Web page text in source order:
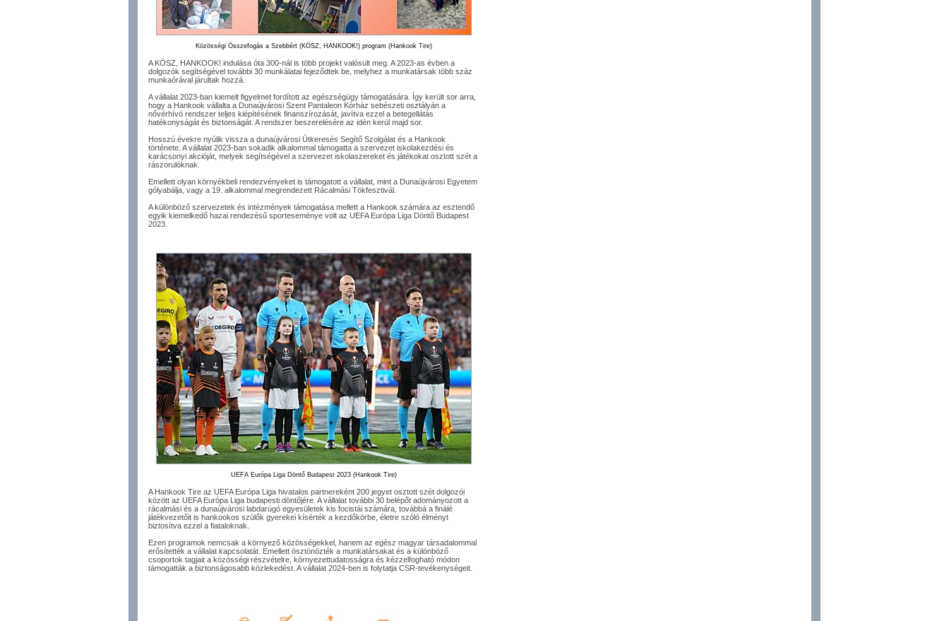
Közösségi Összefogás a Szebbért (KÖSZ, HANKOOK!) program (Hankook Tire)
A KÖSZ, HANKOOK! indulása óta 300-nál is több projekt valósult meg. A 2023-as évben a
dolgozók segítségével további 30 munkálatai fejeződtek be, melyhez a munkatársak több száz
munkaórával járultak hozzá.
A vállalat 2023-ban kiemelt figyelmet fordított az egészségügy támogatására. Így került sor arra,
hogy a Hankook vállalta a Dunaújvárosi Szent Pantaleon Kórház sebészeti osztályán a
nővérhívó rendszer teljes kiépítésének finanszírozását, javítva ezzel a betegellátás
hatékonyságát és biztonságát. A rendszer beszerelésére az idén kerül majd sor.
Hosszú évekre nyúlik vissza a dunaújvárosi Útkeresés Segítő Szolgálat és a Hankook
története. A vállalat 2023-ban sokadik alkalommal támogatta a szervezet iskolakezdési és
karácsonyi akcióját, melyek segítségével a szervezet iskolaszereket és játékokat osztott szét a
rászorulóknak.
Emellett olyan környékbeli rendezvényeket is támogatott a vállalat, mint a Dunaújvárosi Egyetem
gólyabálja, vagy a 19. alkalommal megrendezett Rácalmási Tökfesztivál.
A különböző szervezetek és intézmények támogatása mellett a Hankook számára az esztendő
egyik kiemelkedő hazai rendezésű sporteseménye volt az UEFA Európa Liga Döntő Budapest
2023.
UEFA Európa Liga Döntő Budapest 2023 (Hankook Tire)
A Hankook Tire az UEFA Európa Liga hivatalos partnereként 200 jegyet osztott szét dolgozói
között az UEFA Európa Liga budapesti döntőjére. A vállalat további 30 belépőt adományozott a
rácalmási és a dunaújvárosi labdarúgó egyesületek kis focistái számára, továbbá a finálé
játékvezetőit is hankookos szülők gyerekei kísérték a kezdőkörbe, életre szóló élményt
biztosítva ezzel a fiataloknak.
Ezen programok nemcsak a környező közösségekkel, hanem az egész magyar társadalommal
erősítették a vállalat kapcsolatát. Emellett ösztönözték a munkatársakat és a különböző
csoportok tagjait a közösségi részvételre, környezettudatosságra és kézzelfogható módon
támogatták a biztonságosabb közlekedést. A vállalat 2024-ben is folytatja CSR-tevékenységeit.